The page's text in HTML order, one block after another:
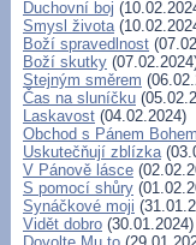
Duchovní boj
Smysl života
Boží spravedlnost
Boží skutky
Stejným směrem
Čas na sluníčku
Laskavost (04.02.2024)
Obchod s Pánem
Uskutečňují zblízka
V Pánově lásce
S pomocí shůry
Synáčkové moji
Vidět dobro (30.01.2024)